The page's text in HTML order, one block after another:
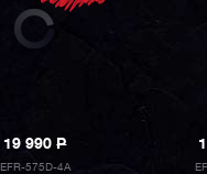
19 990P
EFR-575D-4A